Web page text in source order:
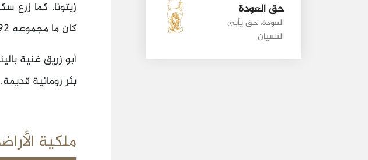
كان ما مجموعه 4092 دونما مخصصا للحبوب, و 282 دونما مرويا أو مستخدما للبساتين. والى جوار القرية,
أبو زريق غنية
بئر رومانية قديمة.
ملكية
حق العودة
العودة، حق يأبى
النسيان